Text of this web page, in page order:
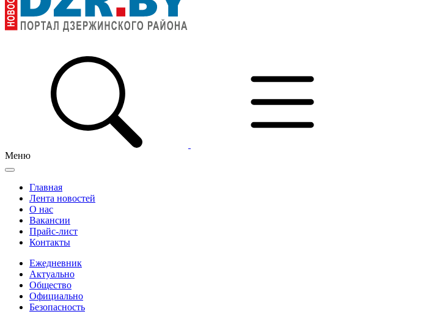
Меню
Главная
Лента новостей
О нас
Вакансии
Прайс-лист
Контакты
Ежедневник
Актуально
Общество
Официально
Безопасность